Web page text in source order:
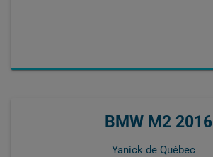
BMW M2 2016
Yanick de Québec